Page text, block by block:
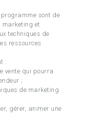
sont de
marketing et
techniques de
ressources
:
vente qui pourra
;
de marketing
gérer, animer une